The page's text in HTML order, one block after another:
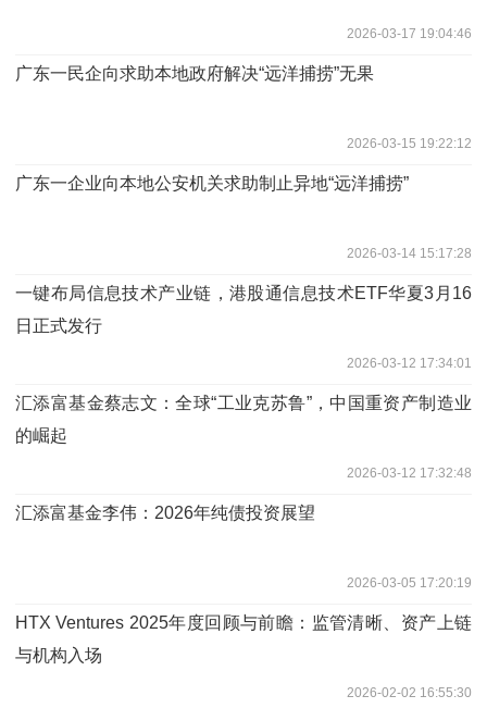
2026-03-17 19:04:46
广东一民企向求助本地政府解决“远洋捕捞”无果
2026-03-15 19:22:12
广东一企业向本地公安机关求助制止异地“远洋捕捞”
2026-03-14 15:17:28
一键布局信息技术产业链，港股通信息技术ETF华夏3月16
日正式发行
2026-03-12 17:34:01
汇添富基金蔡志文：全球“工业克苏鲁”，中国重资产制造业
的崛起
2026-03-12 17:32:48
汇添富基金李伟：2026年纯债投资展望
2026-03-05 17:20:19
HTX Ventures 2025年度回顾与前瞻：监管清晰、资产上链
与机构入场
2026-02-02 16:55:30